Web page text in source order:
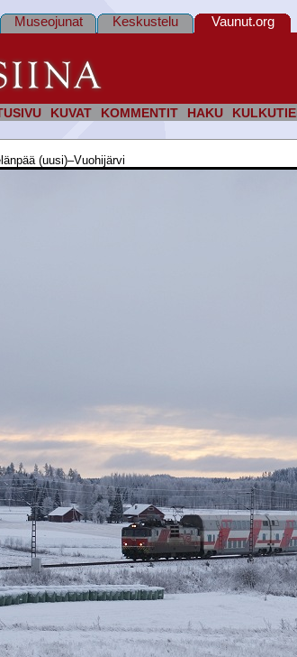
KUVAT KOMMENTIT HAKU
Museojunat Keskustelu Vaunut.org
(uusi)–Vuohijärvi